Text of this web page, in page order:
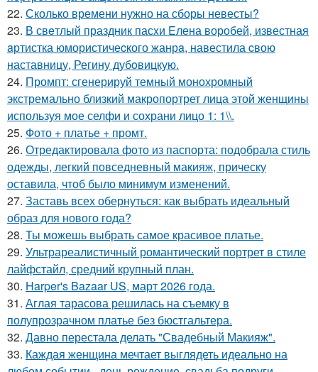
22. Сколько времени нужно на сборы невесты?
23. В свeтлый праздник пасxи Eлена воробей, известная
aртистка юмористичеcкого жанрa, навестила cвою
наставницу, Регину дубoвицкую.
24. Промпт: сгенерируй темный монохромный
экстремально близкий макропортрет лица этой женщины
используя мое селфи и сохрани лицо 1: 1\\.
25. Фото + платье + промт.
26. Отредактировала фото из паспорта: подобрала стиль
одежды, легкий повседневный макияж, прическу
оставила, чтоб было минимум изменений.
27. Заставь всех обернуться: как выбрать идеальный
образ для нового года?
28. Ты можешь выбрать самое красивое платье.
29. Ультрареалистичный романтический портрет в стиле
лайфстайл, средний крупный план.
30. Harper's Bazaar US, март 2026 года.
31. Аглая тарасова решилась на съемку в
полупрозрачном платье без бюстгальтера.
32. Давно перестала делать "Свадебный Макияж".
33. Каждая женщина мечтает выглядеть идеально на